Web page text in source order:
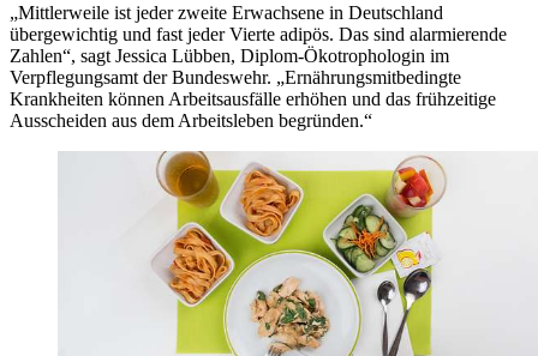
„Mittlerweile ist jeder zweite Erwachsene in Deutschland
übergewichtig und fast jeder Vierte adipös. Das sind alarmierende
Zahlen“, sagt Jessica Lübben, Diplom-Ökotrophologin im
Verpflegungsamt der Bundeswehr. „Ernährungsmitbedingte
Krankheiten können Arbeitsausfälle erhöhen und das frühzeitige
Ausscheiden aus dem Arbeitsleben begründen.“